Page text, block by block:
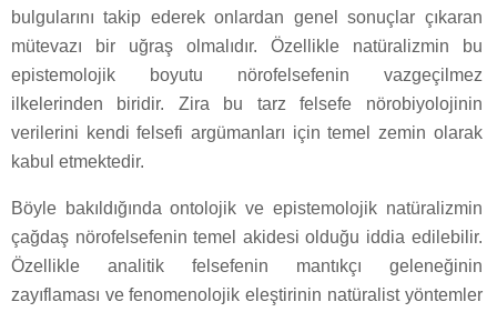
bulgularını takip ederek onlardan genel sonuçlar çıkaran
mütevazı bir uğraş olmalıdır. Özellikle natüralizmin bu
epistemolojik boyutu nörofelsefenin vazgeçilmez
ilkelerinden biridir. Zira bu tarz felsefe nörobiyolojinin
verilerini kendi felsefi argümanları için temel zemin olarak
kabul etmektedir.
Böyle bakıldığında ontolojik ve epistemolojik natüralizmin
çağdaş nörofelsefenin temel akidesi olduğu iddia edilebilir.
Özellikle analitik felsefenin mantıkçı geleneğinin
zayıflaması ve fenomenolojik eleştirinin natüralist yöntemler